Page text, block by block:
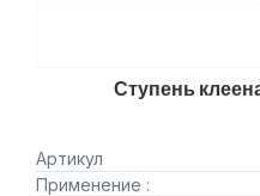
Ступень
Артикул
Применение :